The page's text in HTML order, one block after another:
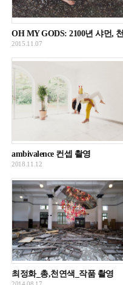
2015.11.07
ambivalence 컨셉 촬영
2018.11.12
최정화_총,천연색_작품 촬영